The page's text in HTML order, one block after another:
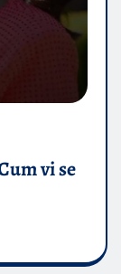
vi se